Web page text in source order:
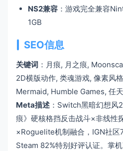
NS2兼容 ：游戏完全兼容
1GB
SEO信息
关键词 ：月痕, 月之痕,
2D横版动作, 类魂游戏, 像素风
Mermaid, Humble Games, 任
Meta描述 ：Switch黑暗幻想风
痕》硬核格挡反击战斗×非线性
×Roguelite机制融合，IGN社区
Steam 82%特别好评认证。掌